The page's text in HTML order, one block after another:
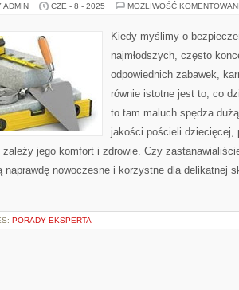
ADMIN CZE - 8 - 2025 MOŻLIWOŚĆ
Kiedy myślimy o
najmłodszych, często
odpowiednich zabawek,
równie istotne jest to, co
to tam maluch spędza
jakości pościeli dziecięcej,
zależy jego komfort i zdrowie. Czy
naprawdę nowoczesne i korzystne dla delikatnej
PORADY EKSPERTA